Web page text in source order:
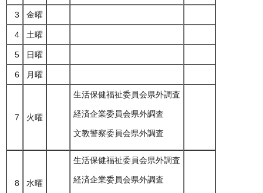
3 金曜
4 土曜
5 日曜
6 月曜
7 火曜
生活保健福祉委員会県外調査
経済企業委員会県外調査
文教警察委員会県外調査
8 水曜
生活保健福祉委員会県外調査
経済企業委員会県外調査